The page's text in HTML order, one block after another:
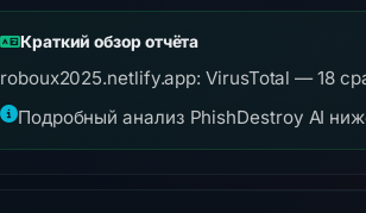
Краткий обзор отчёта
roboux2025.netlify.app: VirusTotal — 18
Подробный анализ PhishDestroy AI